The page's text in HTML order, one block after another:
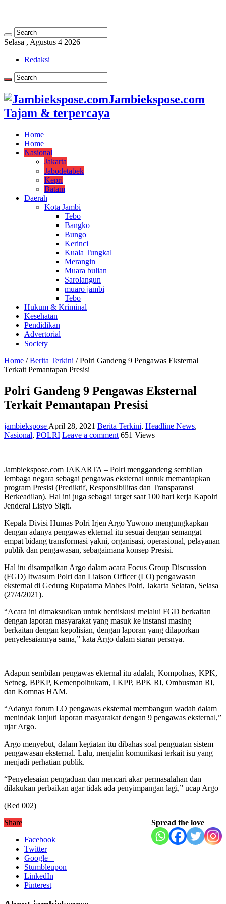
Selasa , Agustus 4 2026
Redaksi
Jambiekspose.com
Tajam & terpercaya
Home
Home
Nasional
Jakarta
Jabodetabek
Kepri
Batam
Daerah
Kota Jambi
Tebo
Bangko
Bungo
Kerinci
Kuala Tungkal
Merangin
Muara bulian
Sarolangun
muaro jambi
Tebo
Hukum & Kriminal
Kesehatan
Pendidikan
Advertorial
Society
Home / Berita Terkini / Polri Gandeng 9 Pengawas Eksternal
Terkait Pemantapan Presisi
Polri Gandeng 9 Pengawas Eksternal
Terkait Pemantapan Presisi
jambiekspose April 28, 2021 Berita Terkini, Headline News,
Nasional, POLRI Leave a comment 651 Views
Jambiekspose.com JAKARTA – Polri menggandeng sembilan
lembaga negara sebagai pengawas eksternal untuk memantapkan
program Presisi (Prediktif, Responsibilitas dan Transparansi
Berkeadilan). Hal ini juga sebagai target saat 100 hari kerja Kapolri
Jenderal Listyo Sigit.
Kepala Divisi Humas Polri Irjen Argo Yuwono mengungkapkan
dengan adanya pengawas ekternal itu sesuai dengan semangat
empat bidang transformasi yakni, organisasi, operasional, pelayanan
publik dan pengawasan, sebagaimana konsep Presisi.
Hal itu disampaikan Argo dalam acara Focus Group Discussion
(FGD) Itwasum Polri dan Liaison Officer (LO) pengawasan
eksternal di Gedung Rupatama Mabes Polri, Jakarta Selatan, Selasa
(27/4/2021).
“Acara ini dimaksudkan untuk berdiskusi melalui FGD berkaitan
dengan laporan masyarakat yang masuk ke instansi masing
berkaitan dengan kepolisian, dengan laporan yang dilaporkan
penyelesaiannya sama,” kata Argo dalam siaran persnya.
Adapun sembilan pengawas ekternal itu adalah, Kompolnas, KPK,
Setneg, BPKP, Kemenpolhukam, LKPP, BPK RI, Ombusman RI,
dan Komnas HAM.
“Adanya forum LO pengawas eksternal membangun wadah dalam
menindak lanjuti laporan masyarakat dengan 9 pengawas eksternal,”
ujar Argo.
Argo menyebut, dalam kegiatan itu dibahas soal penguatan sistem
pengawasan eksternal. Lalu, menjalin komunikasi terkait isu yang
menjadi perhatian publik.
“Penyelesaian pengaduan dan mencari akar permasalahan dan
dilakukan perbaikan agar tidak ada penyimpangan lagi,” ucap Argo
(Red 002)
Spread the love
Share
Facebook
Twitter
Google +
Stumbleupon
LinkedIn
Pinterest